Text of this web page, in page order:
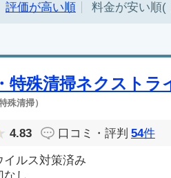
評価が高い順 料金が安い順
特殊清掃ネクストラ
殊清掃）
4.83 口コミ・評判 54件
イルス対策済み